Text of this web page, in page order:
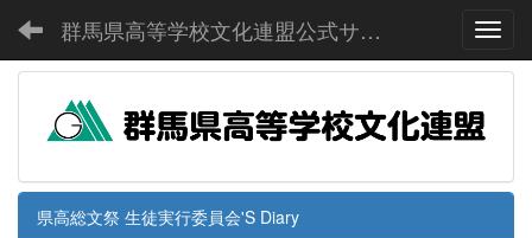
群馬県高等学校文化連盟公式サイト
県高総文祭 生徒実行委員会'S Diary